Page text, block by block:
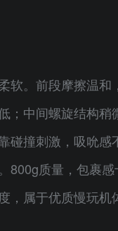
软。前段摩擦温和
；中间螺旋结构稍
碰撞刺激，吸吮感
800g质量，包裹
，属于优质慢玩机